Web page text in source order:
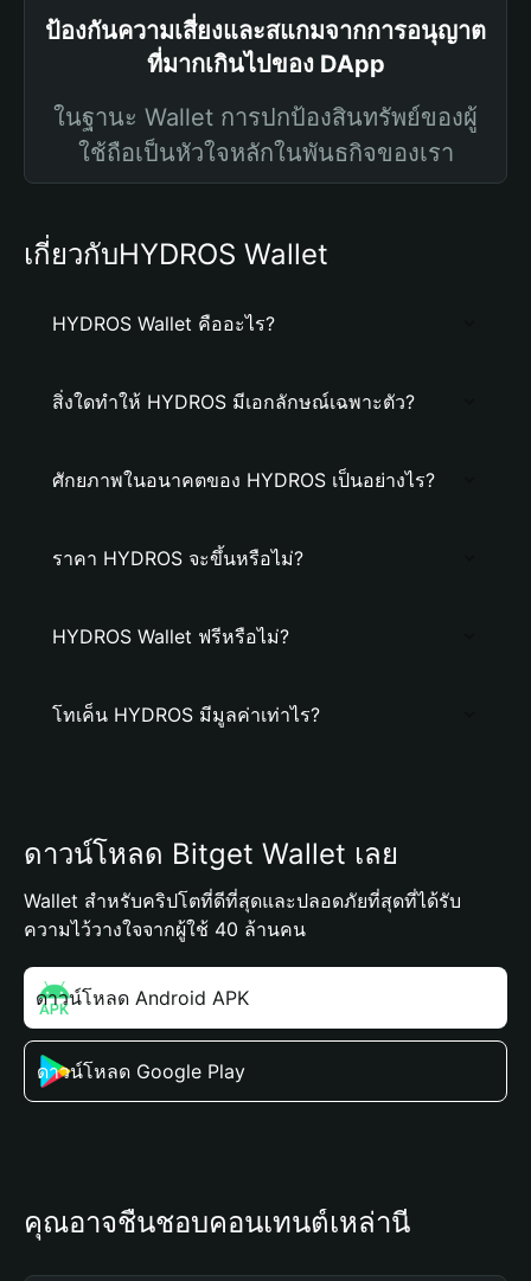
ป้องกันความเสี่ยงและสแกมจากการอนุญาต
ที่มากเกินไปของ DApp
ในฐานะ Wallet การปกป้องสินทรัพย์ของผู้
ใช้ถือเป็นหัวใจหลักในพันธกิจของเรา
เกี่ยวกับHYDROS Wallet
HYDROS Wallet คืออะไร?
สิ่งใดทำให้ HYDROS มีเอกลักษณ์เฉพาะตัว?
ศักยภาพในอนาคตของ HYDROS เป็นอย่างไร?
ราคา HYDROS จะขึ้นหรือไม่?
HYDROS Wallet ฟรีหรือไม่?
โทเค็น HYDROS มีมูลค่าเท่าไร?
ดาวน์โหลด Bitget Wallet เลย
Wallet สำหรับคริปโตที่ดีที่สุดและปลอดภัยที่สุดที่ได้รับ
ความไว้วางใจจากผู้ใช้ 40 ล้านคน
ดาวน์โหลด Android APK
ดาวน์โหลด Google Play
คุณอาจชื่นชอบคอนเทนต์เหล่านี้